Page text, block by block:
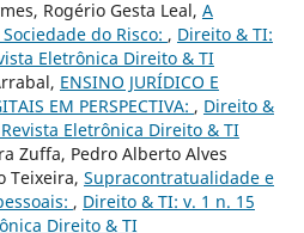
Rogério Gesta Leal, A
do Risco: , Direito & TI:
Eletrônica Direito & TI
ENSINO JURÍDICO E
EM PERSPECTIVA: , Direito &
Eletrônica Direito & TI
Zuffa, Pedro Alberto Alves
Teixeira, Supracontratualidade e
, Direito & TI: v. 1 n. 15
Direito & TI